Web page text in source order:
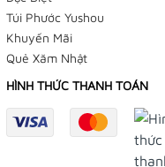
Tiệm Điều Ước -
Dương
179/12 Trần Văn
Cần Thơ
Facebook:
Omamori Tiệm Điều
Túi Phước Yushou
Khuyến Mãi
Quẻ Xăm Nhật
HÌNH THỨC THANH TOÁN